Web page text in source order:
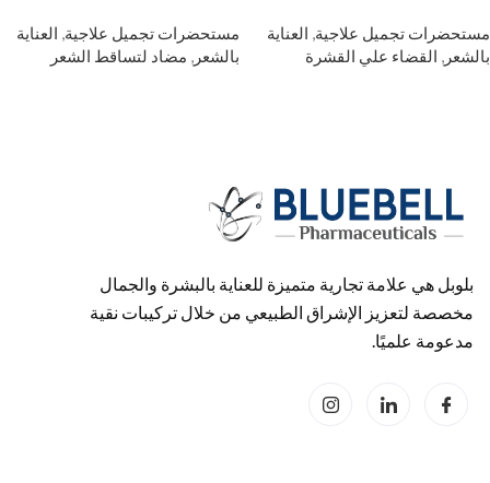
مستحضرات تجميل علاجية, العناية
بالشعر , القضاء علي القشرة
مستحضرات تجميل علاجية, العناية
بالشعر , مضاد لتساقط الشعر
بلوبل هي علامة تجارية متميزة للعناية بالبشرة والجمال
مخصصة لتعزيز الإشراق الطبيعي من خلال تركيبات نقية
مدعومة علميًا.